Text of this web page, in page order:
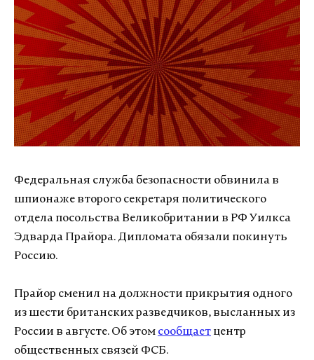
Федеральная служба безопасности обвинила в
шпионаже второго секретаря политического
отдела посольства Великобритании в РФ Уилкса
Эдварда Прайора. Дипломата обязали покинуть
Россию.
Прайор сменил на должности прикрытия одного
из шести британских разведчиков, высланных из
России в августе. Об этом сообщает центр
общественных связей ФСБ.